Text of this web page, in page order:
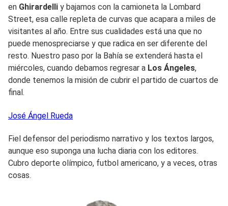
en Ghirardelli y bajamos con la camioneta la Lombard
Street, esa calle repleta de curvas que acapara a miles de
visitantes al año. Entre sus cualidades está una que no
puede menospreciarse y que radica en ser diferente del
resto. Nuestro paso por la Bahía se extenderá hasta el
miércoles, cuando debamos regresar a Los Ángeles,
donde tenemos la misión de cubrir el partido de cuartos de
final.
José Ángel Rueda
Fiel defensor del periodismo narrativo y los textos largos,
aunque eso suponga una lucha diaria con los editores.
Cubro deporte olímpico, futbol americano, y a veces, otras
cosas.